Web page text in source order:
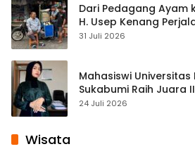
Dari Pedagang Ayam
H. Usep Kenang
Cisaat
31 Juli 2026
Mahasiswi
Sukabumi Raih Juara
Pembelajaran Digital
24 Juli 2026
Wisata